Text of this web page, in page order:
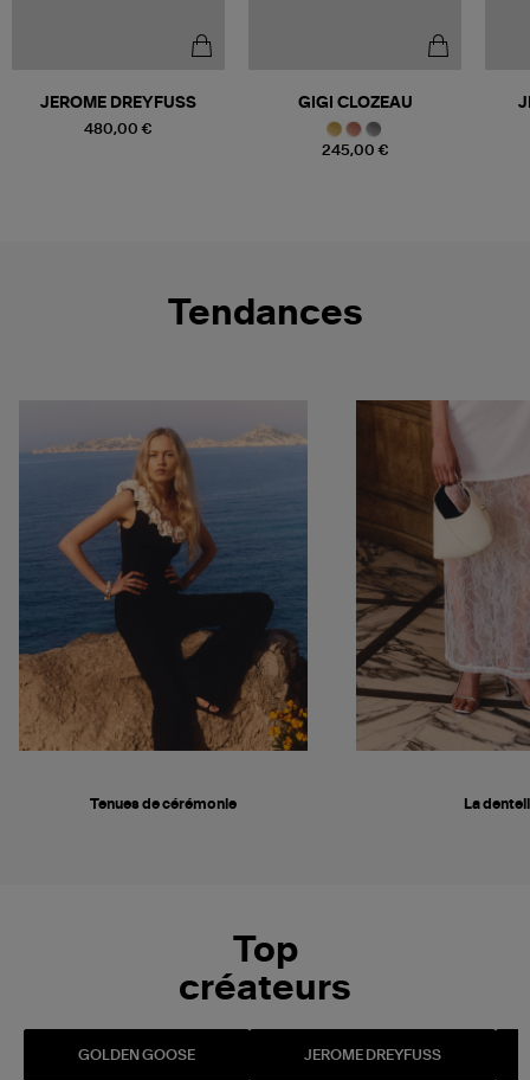
480,00 €
JEROME DREYFUSS
245,00 €
GIGI CLOZEAU
Tendances
Tenues de cérémonie La
Top
créateurs
GOLDEN GOOSE JEROME DREYFUSS